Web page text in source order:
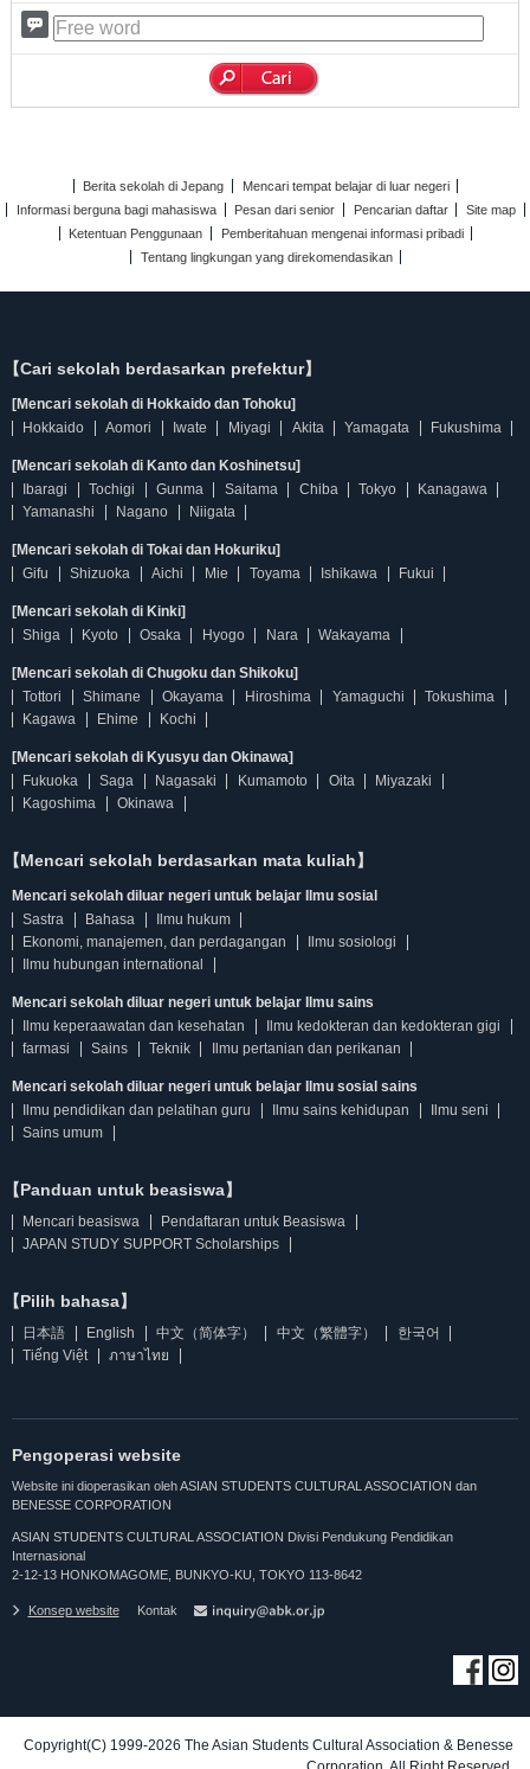
Berita sekolah di Jepang
Mencari tempat belajar di luar negeri
Informasi berguna bagi mahasiswa
Pesan dari senior Pencarian daftar
Site map
Ketentuan Penggunaan
Pemberitahuan mengenai informasi pribadi
Tentang lingkungan yang direkomendasikan
【Cari sekolah berdasarkan prefektur】
[Mencari sekolah di Hokkaido dan Tohoku]
Hokkaido
Aomori Iwate Miyagi Akita Yamagata Fukushima
[Mencari sekolah di Kanto dan Koshinetsu]
Ibaragi
Tochigi Gunma Saitama Chiba Tokyo
Kanagawa
Yamanashi
Nagano Niigata
[Mencari sekolah di Tokai dan Hokuriku]
Gifu
Shizuoka Aichi Mie Toyama Ishikawa Fukui
[Mencari sekolah di Kinki]
Shiga
Kyoto Osaka Hyogo Nara Wakayama
[Mencari sekolah di Chugoku dan Shikoku]
Tottori
Shimane Okayama Hiroshima Yamaguchi
Tokushima
Kagawa
Ehime Kochi
[Mencari sekolah di Kyusyu dan Okinawa]
Fukuoka
Saga Nagasaki Kumamoto Oita
Miyazaki
Kagoshima
Okinawa
【Mencari sekolah berdasarkan mata kuliah】
Mencari sekolah diluar negeri untuk belajar Ilmu sosial
Sastra
Bahasa
Ilmu hukum
Ekonomi, manajemen, dan perdagangan
Ilmu sosiologi
Ilmu hubungan international
Mencari sekolah diluar negeri untuk belajar Ilmu sains
Ilmu keperaawatan dan kesehatan
Ilmu kedokteran dan kedokteran gigi
farmasi
Sains Teknik Ilmu pertanian dan perikanan
Mencari sekolah diluar negeri untuk belajar Ilmu sosial sains
Ilmu pendidikan dan pelatihan guru
Ilmu sains kehidupan
Ilmu seni
Sains umum
【Panduan untuk beasiswa】
Mencari beasiswa
Pendaftaran untuk Beasiswa
JAPAN STUDY SUPPORT Scholarships
【Pilih bahasa】
日本語 English 中文（简体字） 中文（繁體字）
한국어
Tiếng Việt
ภาษาไทย
Pengoperasi website
Website ini dioperasikan oleh ASIAN STUDENTS CULTURAL ASSOCIATION dan
BENESSE CORPORATION
ASIAN STUDENTS CULTURAL ASSOCIATION Divisi Pendukung Pendidikan
Internasional
2-12-13 HONKOMAGOME, BUNKYO-KU, TOKYO 113-8642
Konsep website Kontak
Copyright(C) 1999-2026 The Asian Students Cultural Association & Benesse